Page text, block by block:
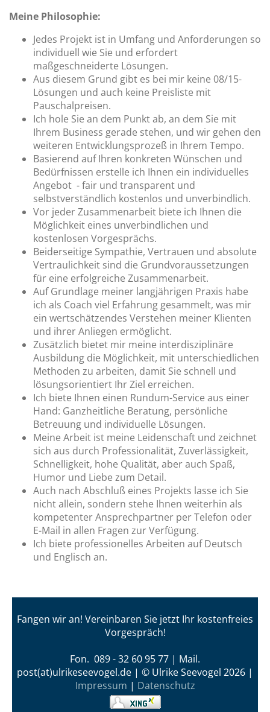
Meine Philosophie:
Jedes Projekt ist in Umfang und Anforderungen so
individuell wie Sie und erfordert
maßgeschneiderte Lösungen.
Aus diesem Grund gibt es bei mir keine 08/15-
Lösungen und auch keine Preisliste mit
Pauschalpreisen.
Ich hole Sie an dem Punkt ab, an dem Sie mit
Ihrem Business gerade stehen, und wir gehen den
weiteren Entwicklungsprozeß in Ihrem Tempo.
Basierend auf Ihren konkreten Wünschen und
Bedürfnissen erstelle ich Ihnen ein individuelles
Angebot - fair und transparent und
selbstverständlich kostenlos und unverbindlich.
Vor jeder Zusammenarbeit biete ich Ihnen die
Möglichkeit eines unverbindlichen und
kostenlosen Vorgesprächs.
Beiderseitige Sympathie, Vertrauen und absolute
Vertraulichkeit sind die Grundvoraussetzungen
für eine erfolgreiche Zusammenarbeit.
Auf Grundlage meiner langjährigen Praxis habe
ich als Coach viel Erfahrung gesammelt, was mir
ein wertschätzendes Verstehen meiner Klienten
und ihrer Anliegen ermöglicht.
Zusätzlich bietet mir meine interdisziplinäre
Ausbildung die Möglichkeit, mit unterschiedlichen
Methoden zu arbeiten, damit Sie schnell und
lösungsorientiert Ihr Ziel erreichen.
Ich biete Ihnen einen Rundum-Service aus einer
Hand: Ganzheitliche Beratung, persönliche
Betreuung und individuelle Lösungen.
Meine Arbeit ist meine Leidenschaft und zeichnet
sich aus durch Professionalität, Zuverlässigkeit,
Schnelligkeit, hohe Qualität, aber auch Spaß,
Humor und Liebe zum Detail.
Auch nach Abschluß eines Projekts lasse ich Sie
nicht allein, sondern stehe Ihnen weiterhin als
kompetenter Ansprechpartner per Telefon oder
E-Mail in allen Fragen zur Verfügung.
Ich biete professionelles Arbeiten auf Deutsch
und Englisch an.
Fangen wir an! Vereinbaren Sie jetzt Ihr kostenfreies
Vorgespräch!
Fon. 089 - 32 60 95 77 | Mail.
post(at)ulrikeseevogel.de | © Ulrike Seevogel 2026 |
Impressum | Datenschutz